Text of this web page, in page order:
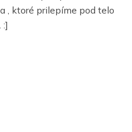
, ktoré prilepíme pod telo